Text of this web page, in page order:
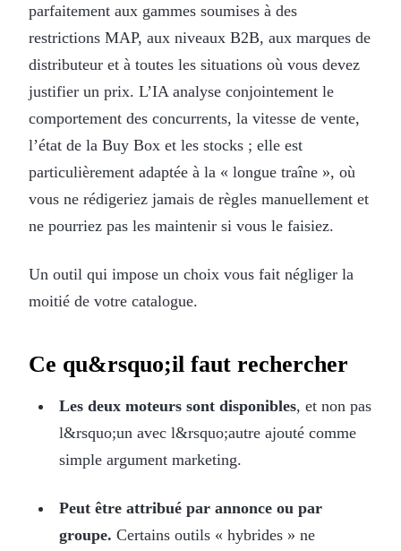
parfaitement aux gammes soumises à des
restrictions MAP, aux niveaux B2B, aux marques de
distributeur et à toutes les situations où vous devez
justifier un prix. L’IA analyse conjointement le
comportement des concurrents, la vitesse de vente,
l’état de la Buy Box et les stocks ; elle est
particulièrement adaptée à la « longue traîne », où
vous ne rédigeriez jamais de règles manuellement et
ne pourriez pas les maintenir si vous le faisiez.
Un outil qui impose un choix vous fait négliger la
moitié de votre catalogue.
Ce qu&rsquo;il faut rechercher
Les deux moteurs sont disponibles, et non pas
l&rsquo;un avec l&rsquo;autre ajouté comme
simple argument marketing.
Peut être attribué par annonce ou par
groupe. Certains outils « hybrides » ne